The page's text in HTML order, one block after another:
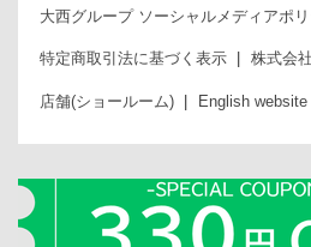
大西グループ ソーシャルメディアポ
特定商取引法に基づく表示 株式会
店舗(ショールーム) English website